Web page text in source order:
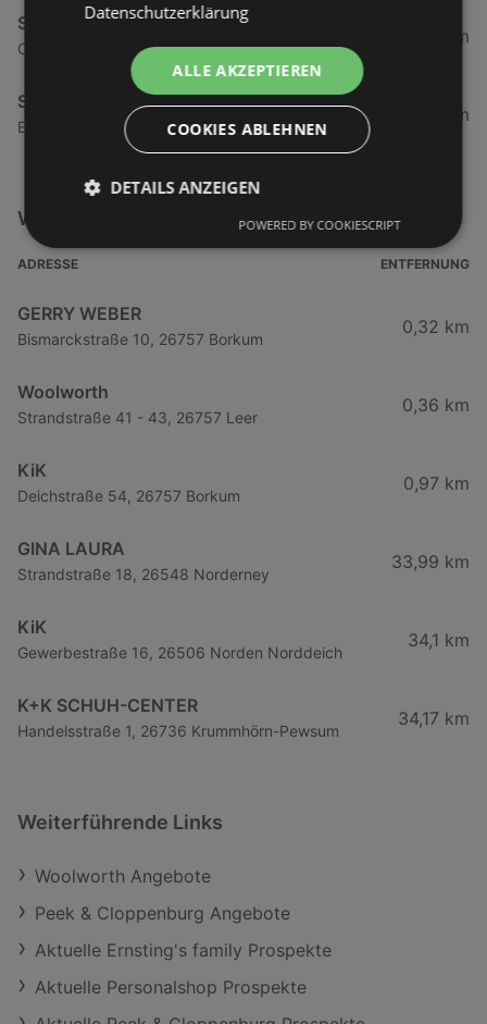
Schuhpark
Osseweg 87, 26789 Leer
67,42 km
Schuhpark
Esenser Straße 60, 26409 Wittmund
72,89 km
Weitere Mode & Lifestyle Filialen in der Nähe
ADRESSE ENTFERNUNG
GERRY WEBER
Bismarckstraße 10, 26757 Borkum
0,32 km
Woolworth
Strandstraße 41 - 43, 26757 Leer
0,36 km
KiK
Deichstraße 54, 26757 Borkum
0,97 km
GINA LAURA
Strandstraße 18, 26548 Norderney
33,99 km
KiK
Gewerbestraße 16, 26506 Norden Norddeich
34,1 km
K+K SCHUH-CENTER
Handelsstraße 1, 26736 Krummhörn-Pewsum
34,17 km
Weiterführende Links
Woolworth Angebote
Peek & Cloppenburg Angebote
Aktuelle Ernsting's family Prospekte
Aktuelle Personalshop Prospekte
Datenschutzerklärung
ALLE AKZEPTIEREN
COOKIES ABLEHNEN
DETAILS ANZEIGEN
POWERED BY COOKIESCRIPT